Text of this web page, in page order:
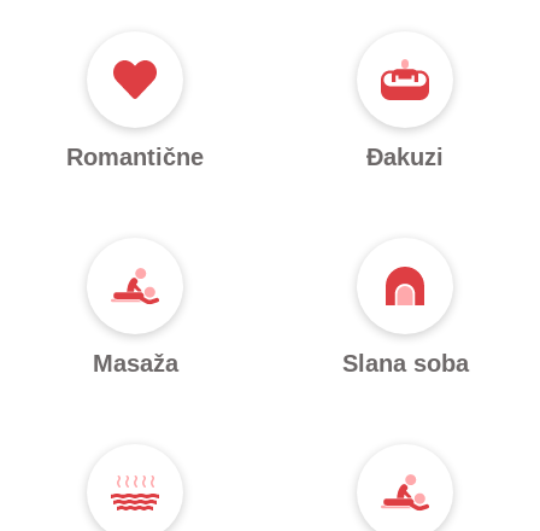
Romantične Đakuzi
Masaža Slana soba